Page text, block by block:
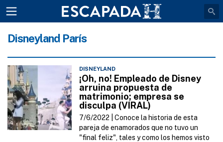
Disneyland París
DISNEYLAND
¡Oh, no! Empleado de Disney
arruina propuesta de
matrimonio; empresa se
disculpa (VIRAL)
7/6/2022 |Conoce la historia de esta
pareja de enamorados que no tuvo un
"final feliz", tales y como los hemos visto